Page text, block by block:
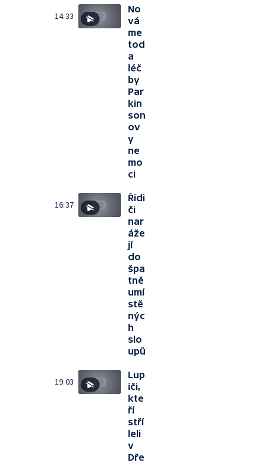
14:33
No
vá
me
tod
a
léč
by
Par
kin
son
ov
y
ne
mo
ci
16:37
Řidi
či
nar
áže
jí
do
špa
tně
umí
stě
nýc
h
slo
upů
19:03
Lup
iči,
kte
ří
stří
leli
v
Dře